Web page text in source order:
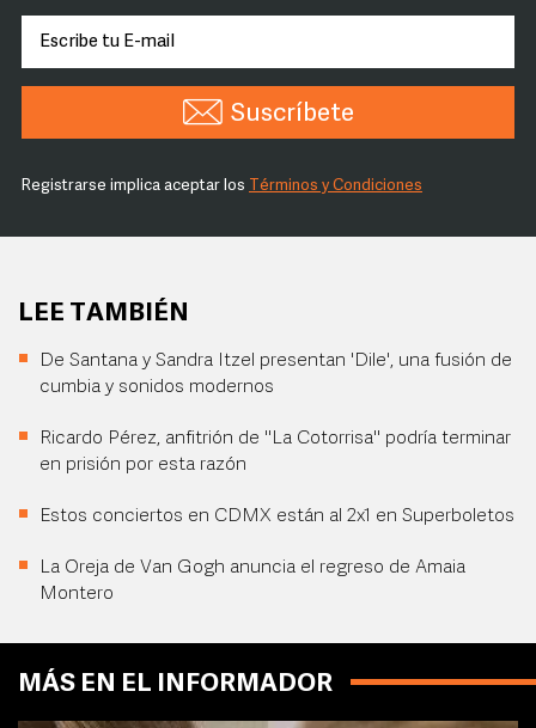
Suscríbete
Registrarse implica aceptar los Términos y Condiciones
LEE TAMBIÉN
De Santana y Sandra Itzel presentan 'Dile', una fusión de
cumbia y sonidos modernos
Ricardo Pérez, anfitrión de "La Cotorrisa" podría terminar
en prisión por esta razón
Estos conciertos en CDMX están al 2x1 en Superboletos
La Oreja de Van Gogh anuncia el regreso de Amaia
Montero
MÁS EN EL INFORMADOR